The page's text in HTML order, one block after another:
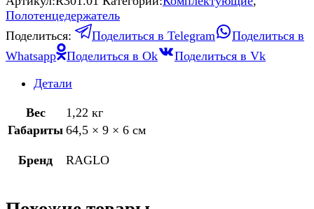
Полотенцедержатель
Поделиться:
Поделиться в Telegram
Поделиться в
Whatsapp
Поделиться в Ok
Поделиться в Vk
Детали
Вес
1,22 кг
Габариты 64,5 × 9 × 6 см
Бренд RAGLO